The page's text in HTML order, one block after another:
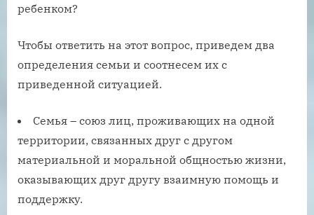
ребенком?
Чтобы ответить на этот вопрос, приведем два
определения семьи и соотнесем их с
приведенной ситуацией.
Семья – союз лиц, проживающих на одной
территории, связанных друг с другом
материальной и моральной общностью жизни,
оказывающих друг другу взаимную помощь и
поддержку.